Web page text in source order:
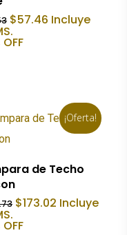
El
precio
original
$57.46 El
precio
Incluye
¡Oferta!
Añadir Al Carrito
de Techo
El
original
$173.02 El
precio
Incluye